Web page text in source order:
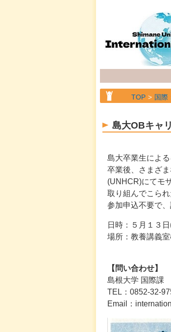
TOP 国際
島大OBキャ
島大卒業生によ
卒業後、さまざ
(UNHCR)にてモ
取り組んでこら
参加申込不要で
日時：５月１３
場所：教養講義
【問い合わせ】
島根大学 国際課
TEL：0852-32-
Email：